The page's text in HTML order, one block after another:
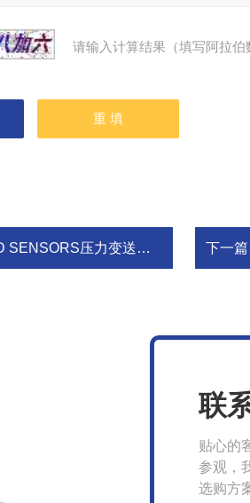
请输入计算结果（填写阿拉
压力变送器 压力传感器 下一篇
联
贴心的
参观，
选购方